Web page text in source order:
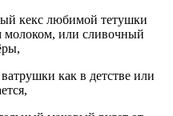
кекс любимой тетушки
или сливочный
как в детстве или